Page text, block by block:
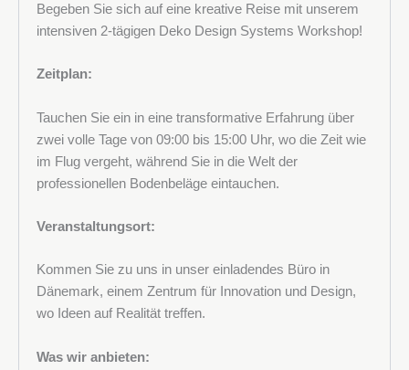
Ihre E-Mail
Begeben Sie sich auf eine kreative Reise mit unserem
intensiven 2-tägigen Deko Design Systems Workshop!
Zeitplan:
Tauchen Sie ein in eine transformative Erfahrung über
zwei volle Tage von 09:00 bis 15:00 Uhr, wo die Zeit wie
im Flug vergeht, während Sie in die Welt der
professionellen Bodenbeläge eintauchen.
Veranstaltungsort:
Kommen Sie zu uns in unser einladendes Büro in
Dänemark, einem Zentrum für Innovation und Design,
wo Ideen auf Realität treffen.
Was wir anbieten: